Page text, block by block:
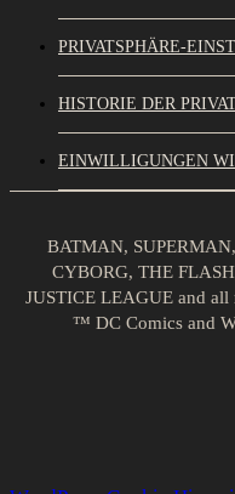
PRIVATSPHÄRE-
HISTORIE DER
EINWILLIGUNGEN
BATMAN,
CYBORG, THE
JUSTICE LEAGUE and all
™ DC Comics and